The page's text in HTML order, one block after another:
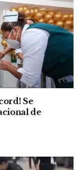
Se
de